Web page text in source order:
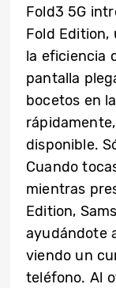
Fold3 5G
Fold Edition,
la eficiencia
pantalla
bocetos en
disponible.
Cuando
mientras
Edition,
ayudándote
viendo un
teléfono. Al